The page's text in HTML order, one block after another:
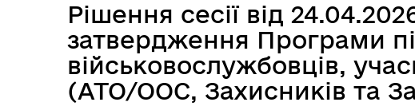
Рішення сесії від
затвердження Програми
військовослужбовців,
(АТО/ООС, Захисників та